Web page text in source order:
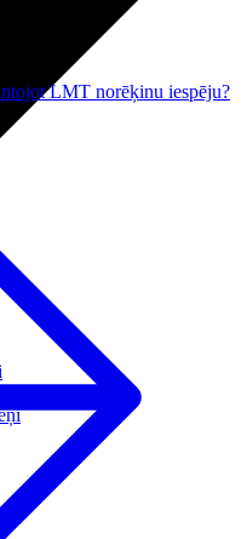
LMT norēķinu iespēju?